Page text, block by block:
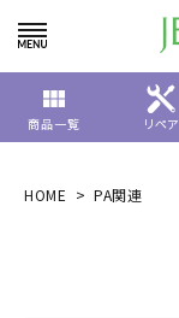
view_module
商品一覧 リペア
HOME PA関連